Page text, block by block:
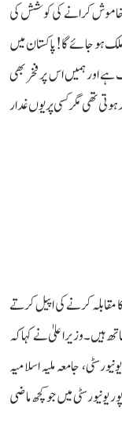
کو خاموش کرانے کی کوشش کی
ہو جائے گا! پاکستان میں
اور ہمیں اس پر فخر بھی
تھی مگر کسی پر یوں غدار
مقابلہ کرنے کی اپیل کرتے
ہیں۔ وزیر اعلیٰ نے کہا کہ
جامعہ ملیہ اسلامیہ
یونیورسٹی میں جو کچھ ماضی